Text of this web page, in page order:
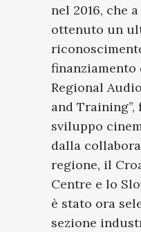
nel 2016, che
ottenuto un
finanziamento
Regional
and
sviluppo
dalla
regione, il
Centre e lo
è stato ora
sezione